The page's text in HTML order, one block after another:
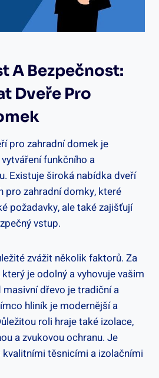
A Bezpečnost:
Dveře Pro
pro zahradní domek je
funkčního a
Existuje široká nabídka dveří
pro zahradní domky, které
požadavky, ale také zajišťují
vstup.
zvážit několik faktorů. Za
je odolný a vyhovuje vašim
dřevo je tradiční a
hliník je modernější a
roli hraje také izolace,
a zvukovou ochranu. Je
těsnicími a izolačními